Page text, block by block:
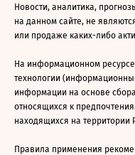
Новости, аналитика,
на данном сайте, не
или продаже каких-либо
На информационном
технологии
информации на основе
относящихся к
находящихся на территории
Правила применения